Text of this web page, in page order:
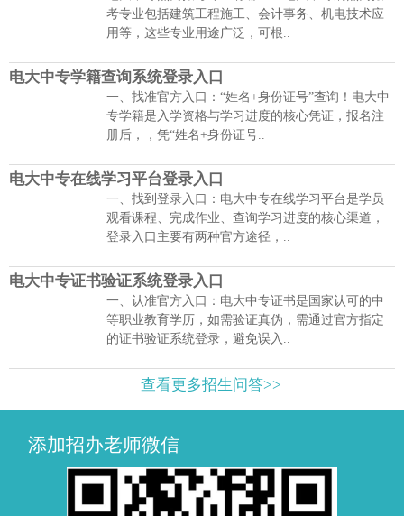
考专业包括建筑工程施工、会计事务、机电技术应
用等，这些专业用途广泛，可根..
电大中专学籍查询系统登录入口
一、找准官方入口：“姓名+身份证号”查询！电大中
专学籍是入学资格与学习进度的核心凭证，报名注
册后，，凭“姓名+身份证号..
电大中专在线学习平台登录入口
一、找到登录入口：电大中专在线学习平台是学员
观看课程、完成作业、查询学习进度的核心渠道，
登录入口主要有两种官方途径，..
电大中专证书验证系统登录入口
一、认准官方入口：电大中专证书是国家认可的中
等职业教育学历，如需验证真伪，需通过官方指定
的证书验证系统登录，避免误入..
查看更多招生问答>>
添加招办老师微信